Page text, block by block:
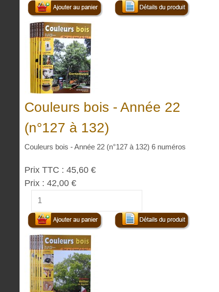
Couleurs bois - Année 22
(n°127 à 132)
Couleurs bois - Année 22 (n°127 à 132) 6 numéros
Prix TTC : 45,60 €
Prix : 42,00 €